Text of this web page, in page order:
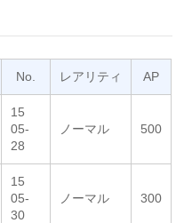
No. レアリティ AP
15
05-
28
ノーマル 500
15
05-
30
ノーマル 300